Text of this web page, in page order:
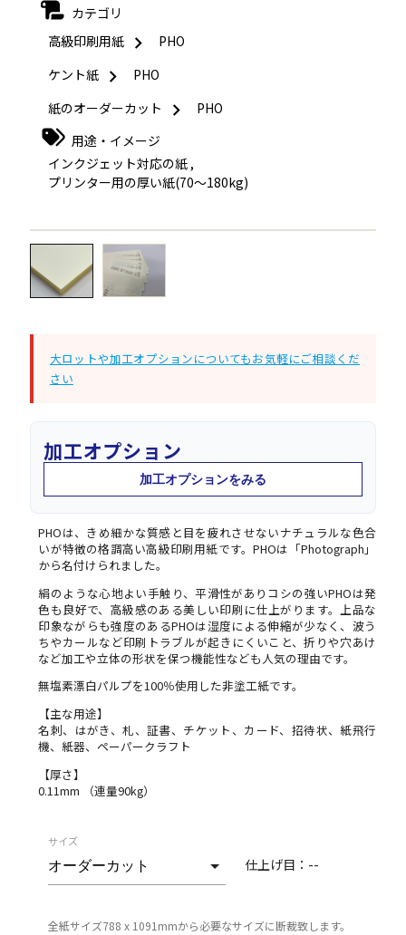
カテゴリ
高級印刷用紙
PHO
ケント紙
PHO
紙のオーダーカット
PHO
用途・イメージ
インクジェット対応の紙 ,
プリンター用の厚い紙(70～180kg)
← →
大ロットや加工オプションについてもお気軽にご相談くだ
さい
加工オプション
加工オプションをみる
PHOは、きめ細かな質感と目を疲れさせないナチュラルな色合
いが特徴の格調高い高級印刷用紙です。PHOは「Photograph」
から名付けられました。
絹のような心地よい手触り、平滑性がありコシの強いPHOは発
色も良好で、高級感のある美しい印刷に仕上がります。上品な
印象ながらも強度のあるPHOは湿度による伸縮が少なく、波う
ちやカールなど印刷トラブルが起きにくいこと、折りや穴あけ
など加工や立体の形状を保つ機能性なども人気の理由です。
無塩素漂白パルプを100％使用した非塗工紙です。
【主な用途】
名刺、はがき、札、証書、チケット、カード、招待状、紙飛行
機、紙器、ペーパークラフト
【厚さ】
0.11mm （連量90kg）
サイズ
仕上げ目： --
全紙サイズ788 x 1091mmから必要なサイズに断裁致します。